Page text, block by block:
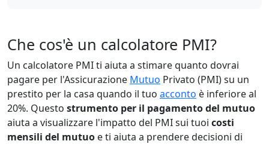
Che cos'è un calcolatore PMI?
Un calcolatore PMI ti aiuta a stimare quanto dovrai
pagare per l'Assicurazione Mutuo Privato (PMI) su un
prestito per la casa quando il tuo acconto è inferiore al
20%. Questo strumento per il pagamento del mutuo
aiuta a visualizzare l'impatto del PMI sui tuoi costi
mensili del mutuo e ti aiuta a prendere decisioni di